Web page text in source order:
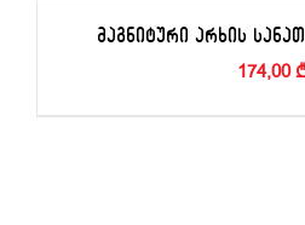
ᲛᲐᲒᲜᲘᲢᲣᲠᲘ ᲐᲠᲮᲘᲡ
174,00₾